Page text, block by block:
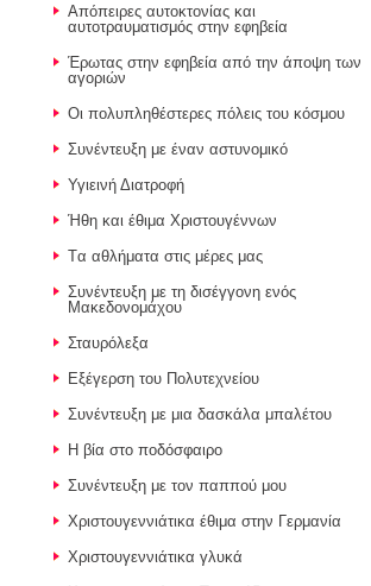
Απόπειρες αυτοκτονίας και
αυτοτραυματισμός στην εφηβεία
Έρωτας στην εφηβεία από την άποψη των
αγοριών
Οι πολυπληθέστερες πόλεις του κόσμου
Συνέντευξη με έναν αστυνομικό
Υγιεινή Διατροφή
Ήθη και έθιμα Χριστουγέννων
Tα αθλήματα στις μέρες μας
Συνέντευξη με τη δισέγγονη ενός
Μακεδονομάχου
Σταυρόλεξα
Εξέγερση του Πολυτεχνείου
Συνέντευξη με μια δασκάλα μπαλέτου
Η βία στο ποδόσφαιρο
Συνέντευξη με τον παππού μου
Χριστουγεννιάτικα έθιμα στην Γερμανία
Χριστουγεννιάτικα γλυκά